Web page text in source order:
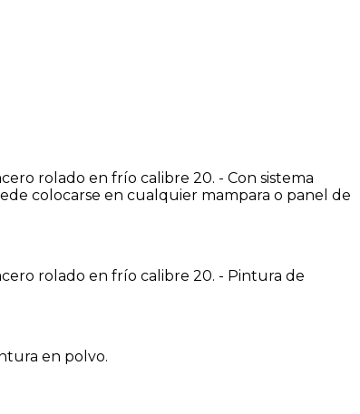
rolado en frío calibre 20. - Con sistema
colocarse en cualquier mampara o panel de
rolado en frío calibre 20. - Pintura de
en polvo.